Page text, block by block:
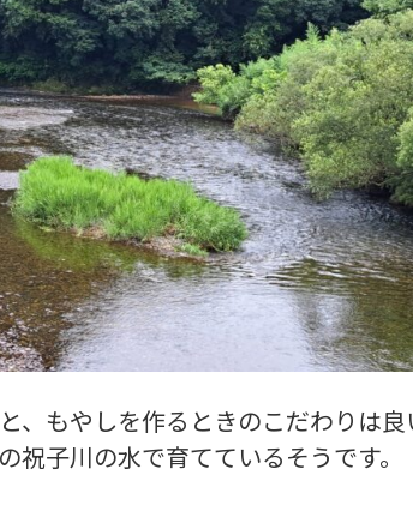
、もやしを作るときのこだわりは
祝子川の水で育てているそうです。